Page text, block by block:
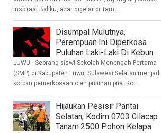
inspirasi Baliku, acar digelar di Tam...
Disumpal Mulutnya,
Perempuan Ini Diperkosa
Puluhan Laki-Laki Di Kebun
LUWU - Seorang siswi Sekolah Menengah Pertama
(SMP) di Kabupaten Luwu, Sulawesi Selatan menjadi
korban pemerkosaan oleh puluhan pria. Kor...
Hijaukan Pesisir Pantai
Selatan, Kodim 0703 Cilacap
Tanam 2500 Pohon Kelapa